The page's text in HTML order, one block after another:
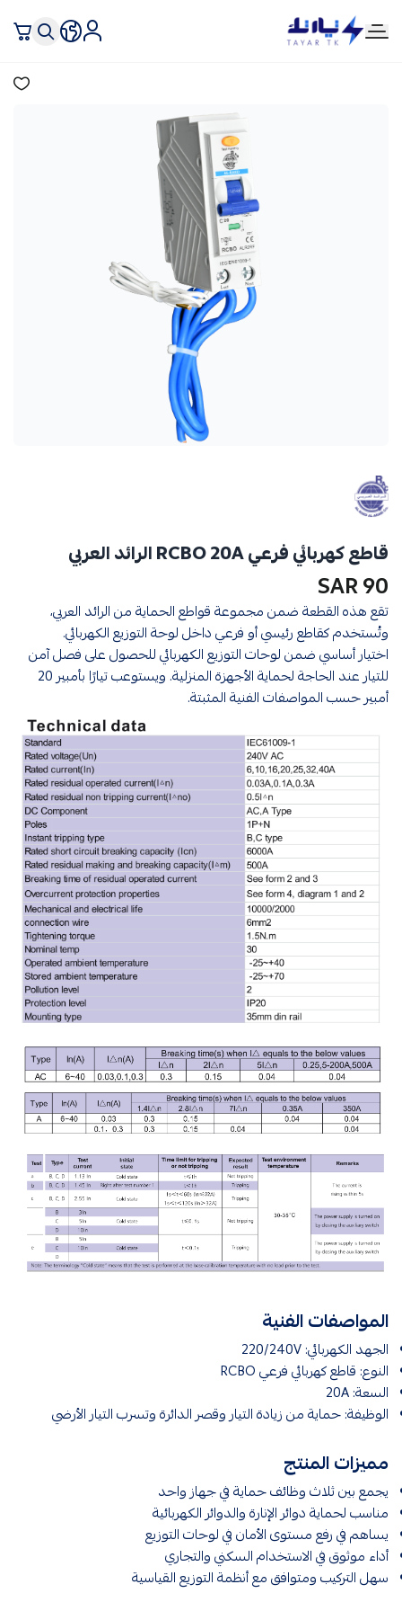
تيار تك إنارة وكهرباء
قاطع كهربائي فرعي RCBO 20A الرائد العربي
90 SAR
تقع هذه القطعة ضمن مجموعة قواطع الحماية من الرائد العربي،
وتُستخدم كقاطع رئيسي أو فرعي داخل لوحة التوزيع الكهربائي.
اختيار أساسي ضمن لوحات التوزيع الكهربائي للحصول على فصل آمن
للتيار عند الحاجة لحماية الأجهزة المنزلية. ويستوعب تيارًا بأمبير 20
أمبير حسب المواصفات الفنية المثبتة.
المواصفات الفنية
الجهد الكهربائي: 220/240V
النوع: قاطع كهربائي فرعي RCBO
السعة: 20A
الوظيفة: حماية من زيادة التيار وقصر الدائرة وتسرب التيار الأرضي
مميزات المنتج
يجمع بين ثلاث وظائف حماية في جهاز واحد
مناسب لحماية دوائر الإنارة والدوائر الكهربائية
يساهم في رفع مستوى الأمان في لوحات التوزيع
أداء موثوق في الاستخدام السكني والتجاري
سهل التركيب ومتوافق مع أنظمة التوزيع القياسية